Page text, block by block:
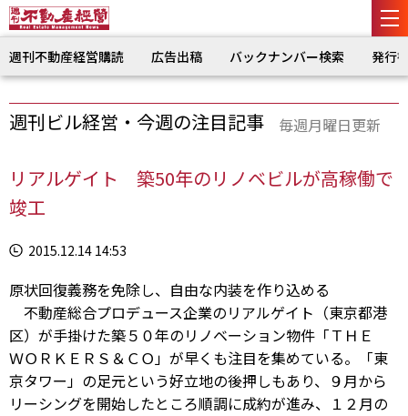
週刊不動産経営購読 広告出稿 バックナンバー検索 発行
週刊ビル経営・今週の注目記事 毎週月曜日更新
リアルゲイト 築50年のリノベビルが高稼働で
竣工
2015.12.14 14:53
原状回復義務を免除し、自由な内装を作り込める
不動産総合プロデュース企業のリアルゲイト（東京都港
区）が手掛けた築５０年のリノベーション物件「ＴＨＥ
ＷＯＲＫＥＲＳ＆ＣＯ」が早くも注目を集めている。「東
京タワー」の足元という好立地の後押しもあり、９月から
リーシングを開始したところ順調に成約が進み、１２月の